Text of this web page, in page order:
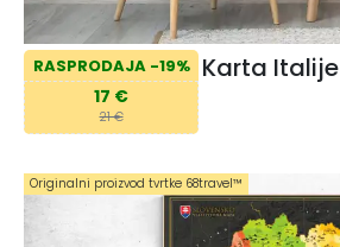
RASPRODAJA -19%
17 €
21 €
Karta Italije
Originalni proizvod tvrtke 68travel™️